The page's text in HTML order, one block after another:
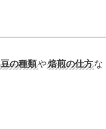
豆の種類や焙煎の仕方な